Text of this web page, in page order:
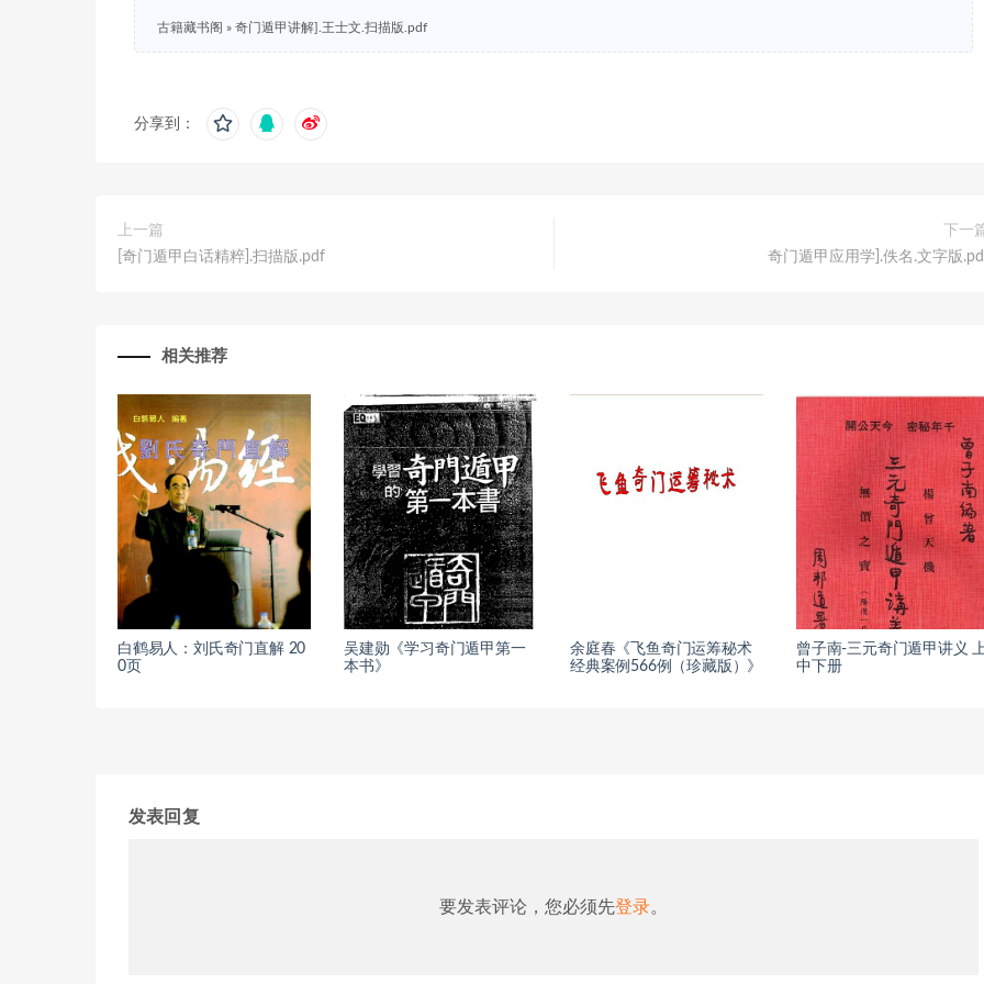
古籍藏书阁 » 奇门遁甲讲解].王士文.扫描版.pdf
分享到：
上一篇
[奇门遁甲白话精粹].扫描版.pdf
下一
奇门遁甲应用学].佚名.文字版
相关推荐
白鹤易人：刘氏奇门直解 20
0页
吴建勋《学习奇门遁甲第一
本书》
余庭春《飞鱼奇门运筹秘术
经典案例566例（珍藏版）》
曾子南-三元奇门遁甲讲义
中下册
发表回复
要发表评论，您必须先登录。